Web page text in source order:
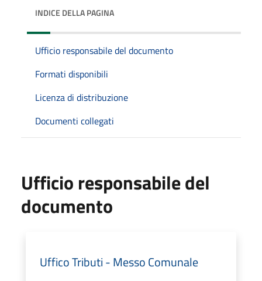
INDICE DELLA PAGINA
Ufficio responsabile del documento
Formati disponibili
Licenza di distribuzione
Documenti collegati
Ufficio responsabile del
documento
Uffico Tributi - Messo Comunale